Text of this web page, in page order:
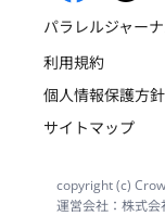
パラレルジャー
利用規約
個人情報保護方針
サイトマップ
copyright (c)
運営会社：株式